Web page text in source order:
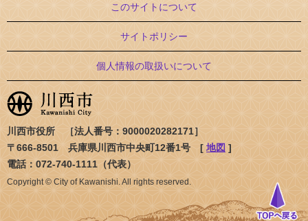
このサイトについて
サイトポリシー
個人情報の取扱いについて
川西市役所 ［法人番号：9000020282171］
〒666-8501 兵庫県川西市中央町12番1号 [ 地図 ]
電話：072-740-1111（代表）
Copyright © City of Kawanishi. All rights reserved.